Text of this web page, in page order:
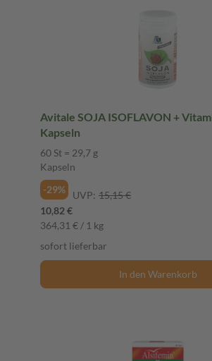
Avitale SOJA ISOFLAVON +
Kapseln
60 St = 29,7 g
Kapseln
-29%
UVP: 15,15 €
10,82 €
364,31 € / 1 kg
sofort lieferbar
In den Warenkorb